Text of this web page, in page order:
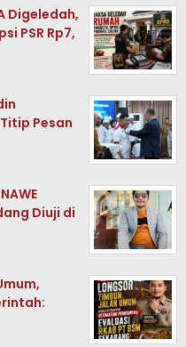
Digeledah,
PSR Rp7,
Pesan
Diuji di